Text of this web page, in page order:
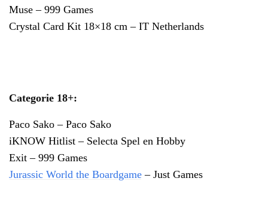
Muse – 999 Games
Crystal Card Kit 18×18 cm – IT Netherlands
Categorie 18+:
Paco Sako – Paco Sako
iKNOW Hitlist – Selecta Spel en Hobby
Exit – 999 Games
Jurassic World the Boardgame – Just Games